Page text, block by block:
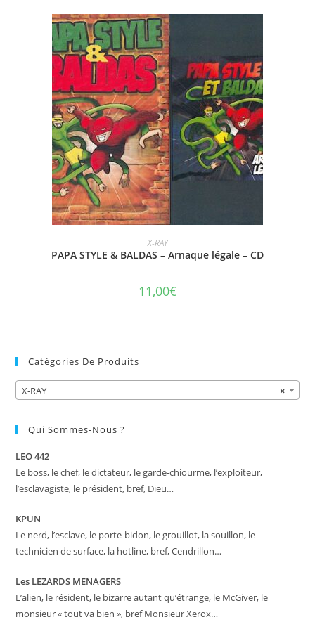
AJOUTER AU PANIER
X-RAY
PAPA STYLE & BALDAS – Arnaque légale – CD
11,00€
Catégories De Produits
×
X-RAY
Qui Sommes-Nous ?
LEO 442
Le boss, le chef, le dictateur, le garde-chiourme, l’exploiteur,
l’esclavagiste, le président, bref, Dieu…
KPUN
Le nerd, l’esclave, le porte-bidon, le grouillot, la souillon, le
technicien de surface, la hotline, bref, Cendrillon…
Les LEZARDS MENAGERS
L’alien, le résident, le bizarre autant qu’étrange, le McGiver, le
monsieur « tout va bien », bref Monsieur Xerox…